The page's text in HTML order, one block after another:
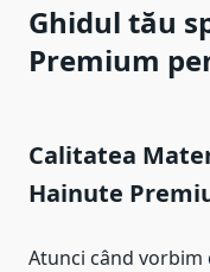
Ghidul tău
Premium
Calitatea
Hainute
Atunci când vorbim